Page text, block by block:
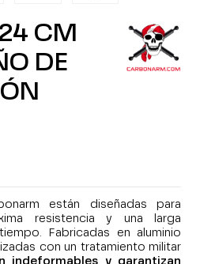
CM
DE
están diseñadas para
resistencia y una larga
Fabricadas en aluminio
con un tratamiento militar
indeformables y garantizan